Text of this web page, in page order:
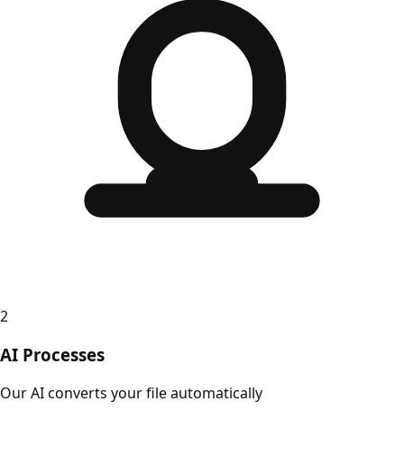
2
AI Processes
Our AI converts your file automatically